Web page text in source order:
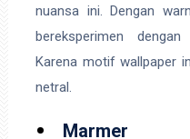
nuansa ini. Dengan
bereksperimen
Karena motif wallpaper
netral.
Marmer